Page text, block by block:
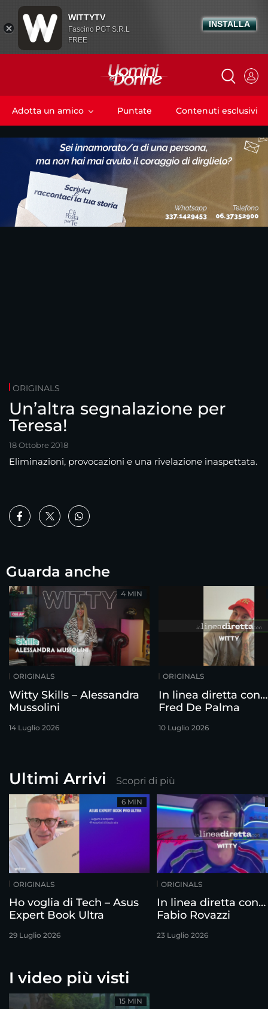
Adotta un amico Puntate Contenuti esclusivi
ORIGINALS
Un’altra segnalazione per
Teresa!
18 Ottobre 2018
Eliminazioni, provocazioni e una rivelazione inaspettata.
Guarda anche
ORIGINALS
Witty Skills – Alessandra
Mussolini
14 Luglio 2026
4 MIN
ORIGINALS
In linea diretta con…
Fred De Palma
10 Luglio 2026
Ultimi Arrivi Scopri di più
ORIGINALS
Ho voglia di Tech – Asus
Expert Book Ultra
29 Luglio 2026
6 MIN
ORIGINALS
In linea diretta con…
Fabio Rovazzi
23 Luglio 2026
I video più visti
15 MIN
WITTYTV
Fascino PGT S.R.L
FREE
INSTALLA